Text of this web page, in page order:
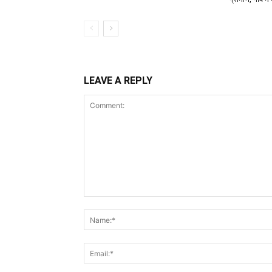
LEAVE A REPLY